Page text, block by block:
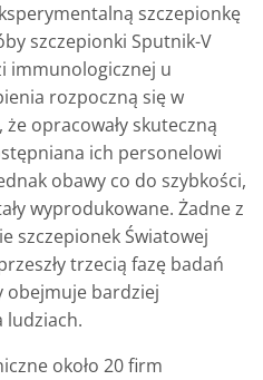
szczepionkę
szczepionki Sputnik-V
immunologicznej u
rozpoczną się w
opracowały skuteczną
ich personelowi
obawy co do szybkości,
wyprodukowane. Żadne z
szczepionek Światowej
trzecią fazę badań
obejmuje bardziej
ludziach.
około 20 firm